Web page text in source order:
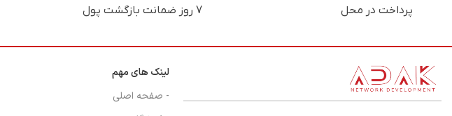
پرداخت در محل 7 روز ضمانت بازگشت پول
لینک های مهم
- صفحه اصلی